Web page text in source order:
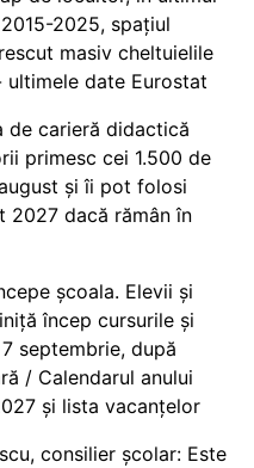
2025, spațiul
masiv cheltuielile
date Eurostat
de carieră didactică
primesc cei 1.500 de
și îi pot folosi
2027 dacă rămân în
școala. Elevii și
încep cursurile și
septembrie, după
/ Calendarul anului
și lista vacanțelor
consilier școlar: Este